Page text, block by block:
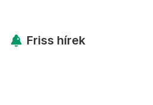
Friss hírek